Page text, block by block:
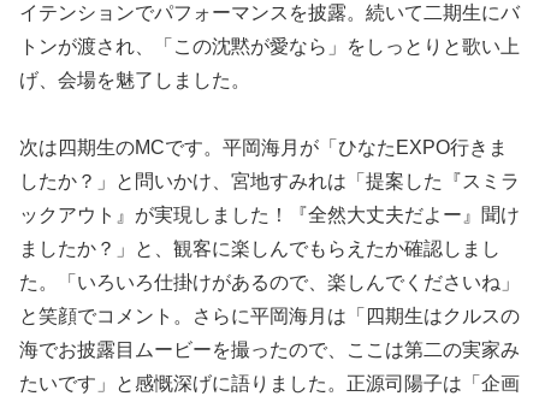
イテンションでパフォーマンスを披露。続いて二期生にバ
トンが渡され、「この沈黙が愛なら」をしっとりと歌い上
げ、会場を魅了しました。
次は四期生のMCです。平岡海月が「ひなたEXPO行きま
したか？」と問いかけ、宮地すみれは「提案した『スミラ
ックアウト』が実現しました！『全然大丈夫だよー』聞け
ましたか？」と、観客に楽しんでもらえたか確認しまし
た。「いろいろ仕掛けがあるので、楽しんでくださいね」
と笑顔でコメント。さらに平岡海月は「四期生はクルスの
海でお披露目ムービーを撮ったので、ここは第二の実家み
たいです」と感慨深げに語りました。正源司陽子は「企画